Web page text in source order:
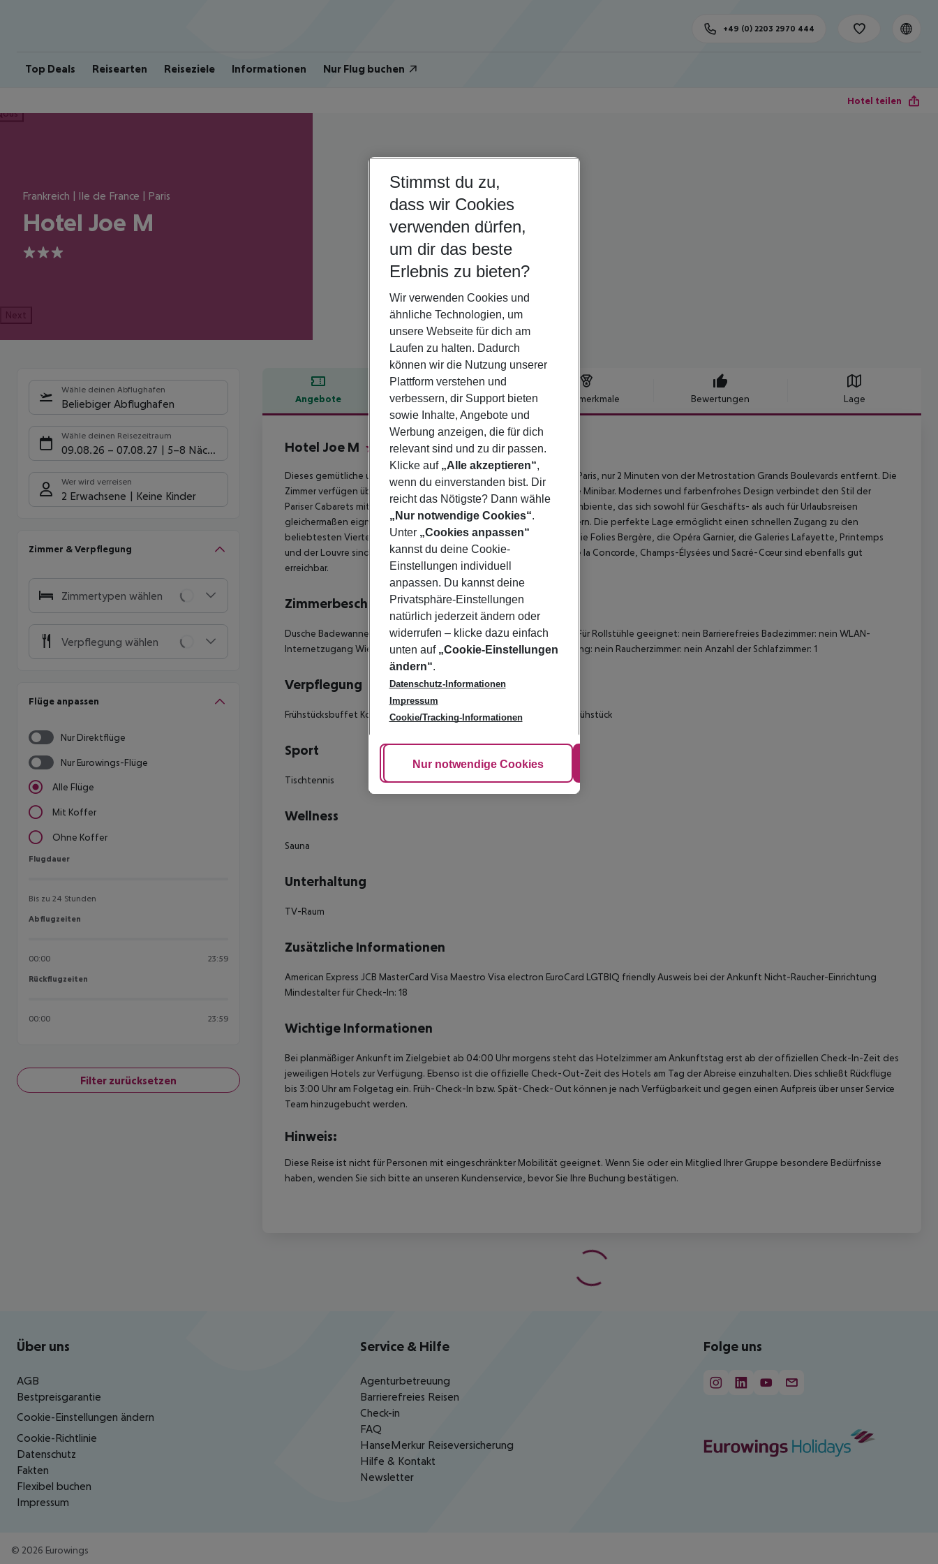
Top Deals Reisearten Reiseziele Informationen Nur Flug buchen
+49 (0) 2203 2970 444
Hotel teilen
Frankreich | Ile de France | Paris
Hotel Joe M
3
Next
Wähle deinen Abflughafen
Beliebiger Abflughafen
Wähle deinen Reisezeitraum
09.08.26 – 07.08.27 5-8 Nächte
Wer wird verreisen
2 Erwachsene Keine Kinder
Zimmer & Verpflegung
Zimmertypen wählen
Verpflegung wählen
Flüge anpassen
Nur Direktflüge
Nur Eurowings-Flüge
Alle Flüge
Mit Koffer
Ohne Koffer
Flugdauer
Flugdauer
Bis zu 24 Stunden
Abflugzeiten
Abflugzeiten
00:00 23:59
Rückflugzeiten
Rückflugzeiten
00:00 23:59
Filter zurücksetzen
Angebote Hotelbeschreibung Hotelmerkmale Bewertungen Lage
Hotelbeschreibung
Hotel Joe M
Dieses gemütliche und moderne Hotel befindet sich im Herzen von Paris, nur 2 Minuten von der Metrostation Grands Boulevards entfernt. Die
Zimmer verfügen über einen LCD-TV mit Satellitenempfang und eine Minibar. Modernes und farbenfrohes Design verbindet den Stil der
Pariser Cabarets mit skandinavischen Einflüssen und schafft so ein Ambiente, das sich sowohl für Geschäfts- als auch für Urlaubsreisen
gleichermaßen eignet. Die gemütliche Atmosphäre wird Sie begeistern. Die perfekte Lage ermöglicht einen schnellen Zugang zu den
beliebtesten Vierteln von Paris. Berühmte Sehenswürdigkeiten wie die Folies Bergère, die Opéra Garnier, die Galeries Lafayette, Printemps
und der Louvre sind bequem zu Fuß erreichbar; Notre-Dame, Place de la Concorde, Champs-Élysées und Sacré-Cœur sind ebenfalls gut
erreichbar.
Zimmerbeschreibung
Dusche Badewanne Zentralheizung Individuell regulierbare Heizung Für Rollstühle geeignet: nein Barrierefreies Badezimmer: nein WLAN-
Internetzugang Wiege auf Bestellung: nein Extrabetten auf Bestellung: nein Raucherzimmer: nein Anzahl der Schlafzimmer: 1
Verpflegung
Frühstücksbuffet Kontinentales Frühstück Frühstück Snacks Warmes Frühstück
Sport
Tischtennis
Wellness
Sauna
Unterhaltung
TV-Raum
Zusätzliche Informationen
American Express JCB MasterCard Visa Maestro Visa electron EuroCard LGTBIQ friendly Ausweis bei der Ankunft Nicht-Raucher-Einrichtung
Mindestalter für Check-In: 18
Wichtige Informationen
Bei planmäßiger Ankunft im Zielgebiet ab 04:00 Uhr morgens steht das Hotelzimmer am Ankunftstag erst ab der offiziellen Check-In-Zeit des
jeweiligen Hotels zur Verfügung. Ebenso ist die offizielle Check-Out-Zeit des Hotels am Tag der Abreise einzuhalten. Dies schließt Rückflüge
bis 3:00 Uhr am Folgetag ein. Früh-Check-In bzw. Spät-Check-Out können je nach Verfügbarkeit und gegen einen Aufpreis über unser Service
Team hinzugebucht werden.
Hinweis:
Diese Reise ist nicht für Personen mit eingeschränkter Mobilität geeignet. Wenn Sie oder ein Mitglied Ihrer Gruppe besondere Bedürfnisse
haben, wenden Sie sich bitte an unseren Kundenservice, bevor Sie Ihre Buchung bestätigen.
Footer navigation
Über uns
AGB
Bestpreisgarantie
Cookie-Einstellungen ändern
Cookie-Richtlinie
Datenschutz
Fakten
Flexibel buchen
Impressum
Service & Hilfe
Agenturbetreuung
Barrierefreies Reisen
Check-in
FAQ
HanseMerkur Reiseversicherung
Hilfe & Kontakt
Newsletter
Folge uns
© 2026 Eurowings
Stimmst du zu,
dass wir Cookies
verwenden dürfen,
um dir das beste
Erlebnis zu bieten?
Wir verwenden Cookies und
ähnliche Technologien, um
unsere Webseite für dich am
Laufen zu halten. Dadurch
können wir die Nutzung unserer
Plattform verstehen und
verbessern, dir Support bieten
sowie Inhalte, Angebote und
Werbung anzeigen, die für dich
relevant sind und zu dir passen.
Klicke auf „Alle akzeptieren“,
wenn du einverstanden bist. Dir
reicht das Nötigste? Dann wähle
„Nur notwendige Cookies“.
Unter „Cookies anpassen“
kannst du deine Cookie-
Einstellungen individuell
anpassen. Du kannst deine
Privatsphäre-Einstellungen
natürlich jederzeit ändern oder
widerrufen – klicke dazu einfach
unten auf „Cookie-Einstellungen
ändern“.
Datenschutz-Informationen
Impressum
Cookie/Tracking-Informationen
Cookie anpassen
Nur notwendige Cookies